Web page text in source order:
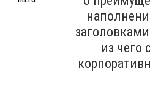
из чего